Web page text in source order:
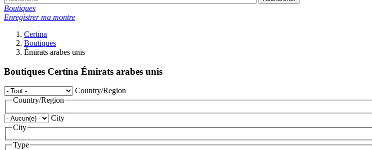
Boutiques
Enregistrer ma montre
Certina
Boutiques
Émirats arabes unis
Boutiques Certina Émirats arabes unis
Country/Region
Country/Region
City
City
Type